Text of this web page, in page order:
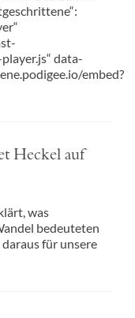
data-
embed?
Heckel auf
was
bedeuteten
für unsere